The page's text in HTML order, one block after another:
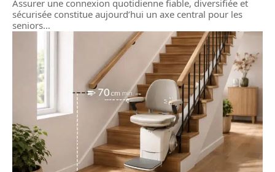
Assurer une connexion quotidienne fiable, diversifiée et
sécurisée constitue aujourd’hui un axe central pour les
seniors…